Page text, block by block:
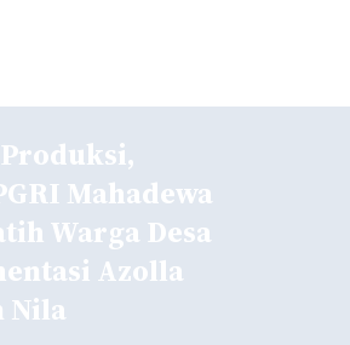
Mahadewa
Warga Desa
Azolla
Nila